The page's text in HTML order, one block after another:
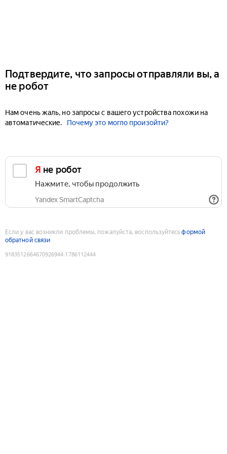
Подтвердите, что запросы отправляли вы, а
не робот
Нам очень жаль, но запросы с вашего устройства похожи на
автоматические.
Почему это могло произойти?
Я не робот
Нажмите, чтобы продолжить
Yandex SmartCaptcha
Если у вас возникли проблемы, пожалуйста, воспользуйтесьформой
обратной связи
9183512664670926944:1786112444